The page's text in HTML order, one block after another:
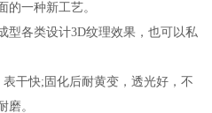
的一种新工艺。
各类设计3D纹理效果，也可以私
快;固化后耐黄变，透光好，不
磨。